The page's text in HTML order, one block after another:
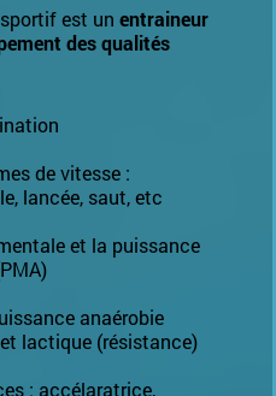
est un entraineur
des qualités
de vitesse :
lancée, saut, etc
et la puissance
anaérobie
lactique (résistance)
: accélaratrice,